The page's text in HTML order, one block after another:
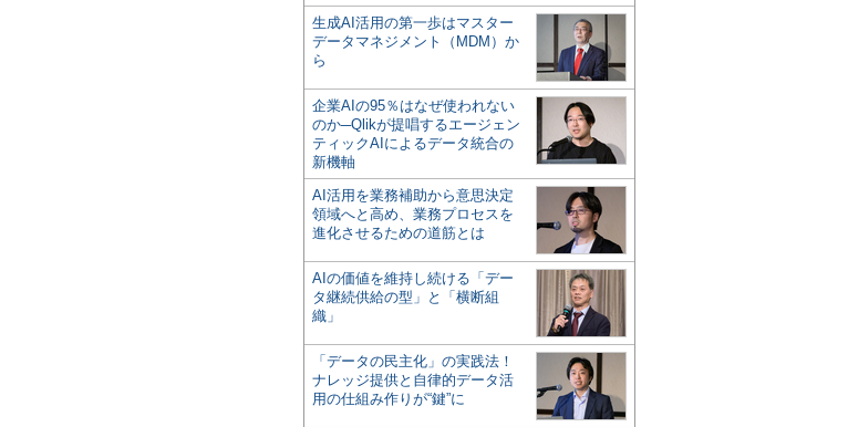
生成AI活用の第一歩はマスター
データマネジメント（MDM）か
ら
企業AIの95％はなぜ使われない
のか─Qlikが提唱するエージェン
ティックAIによるデータ統合の
新機軸
AI活用を業務補助から意思決定
領域へと高め、業務プロセスを
進化させるための道筋とは
AIの価値を維持し続ける「デー
タ継続供給の型」と「横断組
織」
「データの民主化」の実践法！
ナレッジ提供と自律的データ活
用の仕組み作りが“鍵”に